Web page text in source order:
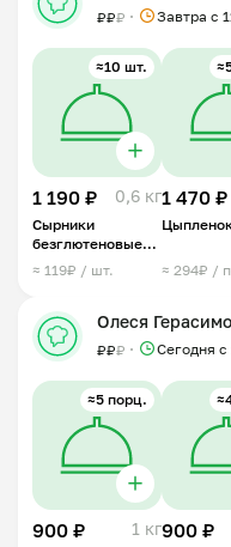
₽₽₽ Завтра c
≈10 шт.
1 190 ₽ 0,6 кг
Сырники
безглютеновые
Манго-кокос
≈ 119₽ / шт.
1 470 ₽
≈ 294₽ /
Олеся
₽₽₽ Сегодня с
≈5 порц.
900 ₽ 1 кг900 ₽